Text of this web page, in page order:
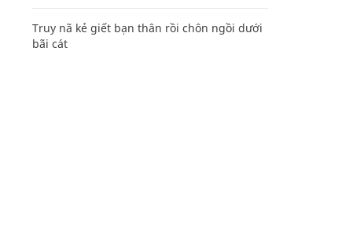
Truy nã kẻ giết bạn thân rồi chôn ngồi dưới
bãi cát